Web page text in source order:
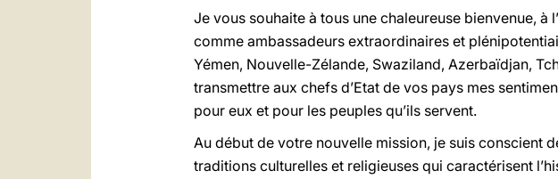
Je vous souhaite à tous une chaleureuse bienvenue,
comme ambassadeurs extraordinaires et
Yémen, Nouvelle-Zélande, Swaziland, Azerbaïdjan,
transmettre aux chefs d’Etat de vos pays mes
pour eux et pour les peuples qu’ils servent.
Au début de votre nouvelle mission, je suis conscient
traditions culturelles et religieuses qui caractérisent